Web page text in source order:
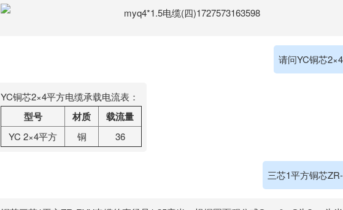
请问YC铜芯
YC铜芯2×4平方电缆承载电流表：
型号 材质 载流量
YC 2×4平方 铜 36
三芯1平方铜芯